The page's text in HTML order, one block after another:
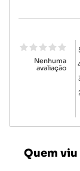
Nenhuma
avaliação
Quem